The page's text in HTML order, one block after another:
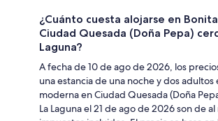
¿Cuánto cuesta alojarse en
Ciudad Quesada (Doña Pepa)
Laguna?
A fecha de 10 de ago de 2026, los
una estancia de una noche y dos adultos
moderna en Ciudad Quesada (Doña
La Laguna el 21 de ago de 2026 son de